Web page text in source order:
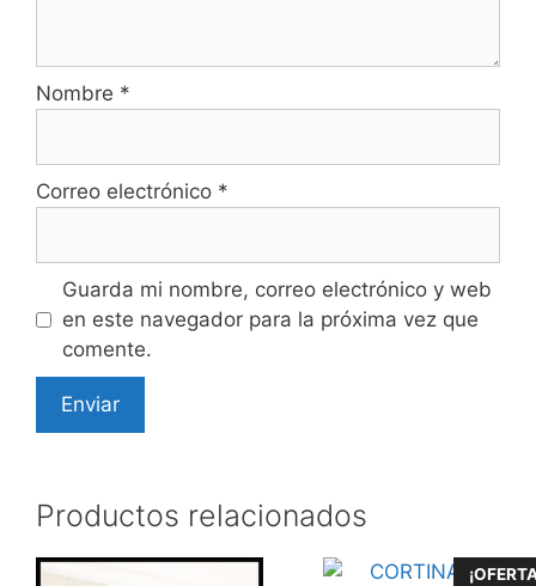
Nombre *
Correo electrónico *
Guarda mi nombre, correo electrónico y web
en este navegador para la próxima vez que
comente.
Productos relacionados
Este